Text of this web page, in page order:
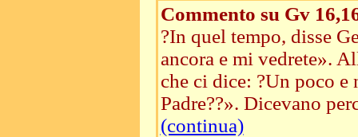
Commento su Gv
?In quel tempo, disse
ancora e mi vedrete».
che ci dice: ?Un poco e
Padre??». Dicevano
(continua)